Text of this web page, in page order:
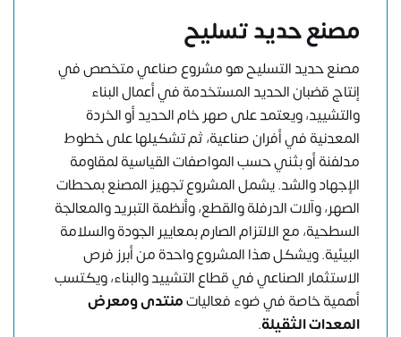
مصنع حديد تسليح
مصنع حديد التسليح هو مشروع صناعي متخصص في
إنتاج قضبان الحديد المستخدمة في أعمال البناء
والتشييد، ويعتمد على صهر خام الحديد أو الخردة
المعدنية في أفران صناعية، ثم تشكيلها على خطوط
مدلفنة أو بثني حسب المواصفات القياسية لمقاومة
الإجهاد والشد. يشمل المشروع تجهيز المصنع بمحطات
الصهر، وآلات الدرفلة والقطع، وأنظمة التبريد والمعالجة
السطحية، مع الالتزام الصارم بمعايير الجودة والسلامة
البيئية. ويشكل هذا المشروع واحدة من أبرز فرص
الاستثمار الصناعي في قطاع التشييد والبناء، ويكتسب
أهمية خاصة في ضوء فعالياتمنتدى ومعرض
المعدات الثقيلة.